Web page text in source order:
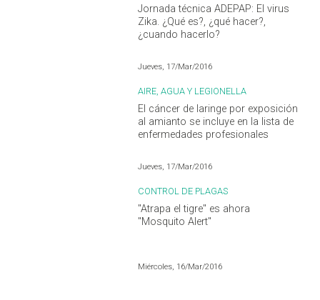
Jornada técnica ADEPAP: El virus
Zika. ¿Qué es?, ¿qué hacer?,
¿cuando hacerlo?
Jueves, 17/Mar/2016
AIRE, AGUA Y LEGIONELLA
El cáncer de laringe por exposición
al amianto se incluye en la lista de
enfermedades profesionales
Jueves, 17/Mar/2016
CONTROL DE PLAGAS
"Atrapa el tigre" es ahora
"Mosquito Alert"
Miércoles, 16/Mar/2016